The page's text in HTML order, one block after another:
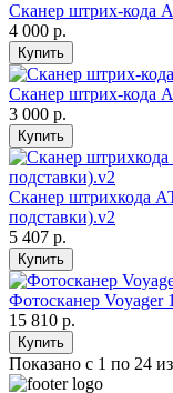
Сканер штрих-кода
4 000 р.
Купить
Сканер штрих-кода
3 000 р.
Купить
Сканер штрихкода
подставки).v2
5 407 р.
Купить
Фотосканер
15 810 р.
Купить
Показано с 1 по 24